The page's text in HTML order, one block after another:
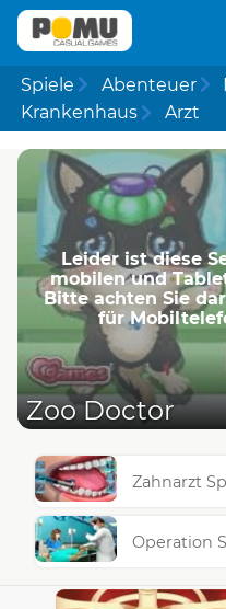
Spiele Abenteuer
Krankenhaus
Arzt
Leider ist diese
mobilen und
Bitte achten Sie
für
Zoo Doctor
Zahnarzt
Operation